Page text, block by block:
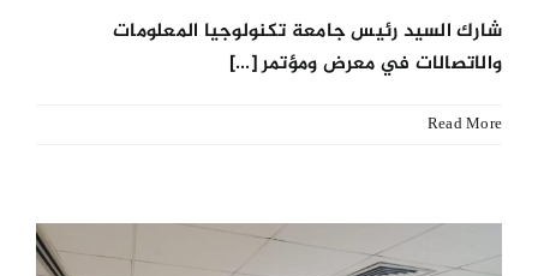
شارك السيد رئيس جامعة تكنولوجيا المعلومات
والاتصالات في معرض ومؤتمر [...]
Read More